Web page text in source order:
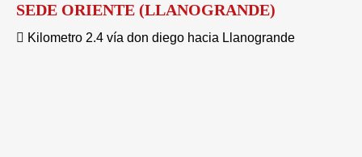
SEDE ORIENTE (LLANOGRANDE)
Kilometro 2.4 vía don diego hacia Llanogrande